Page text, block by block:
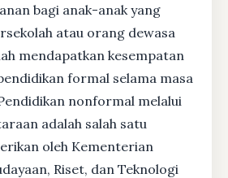
bagi anak-anak yang
atau orang dewasa
mendapatkan kesempatan
formal selama masa
nonformal melalui
adalah salah satu
oleh Kementerian
Riset, dan Teknologi